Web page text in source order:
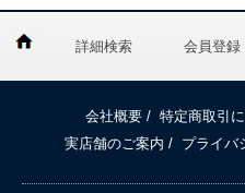
詳細検索 会員登録
会社概要 / 特定商取引
実店舗のご案内 / プライバ